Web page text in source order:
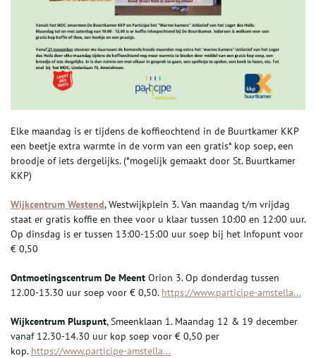
Elke maandag is er tijdens de koffieochtend in de Buurtkamer KKP
een beetje extra warmte in de vorm van een gratis* kop soep, een
broodje of iets dergelijks. (*mogelijk gemaakt door St. Buurtkamer
KKP)
Wijkcentrum Westend, Westwijkplein 3. Van maandag t/m vrijdag
staat er gratis koffie en thee voor u klaar tussen 10:00 en 12:00 uur.
Op dinsdag is er tussen 13:00-15:00 uur soep bij het Infopunt voor
€ 0,50
Ontmoetingscentrum De Meent Orion 3. Op donderdag tussen
12.00-13.30 uur soep voor € 0,50. https://www.participe-amstella...
Wijkcentrum Pluspunt, Smeenklaan 1. Maandag 12 & 19 december
vanaf 12.30-14.30 uur kop soep voor € 0,50 per
kop. https://www.participe-amstella...